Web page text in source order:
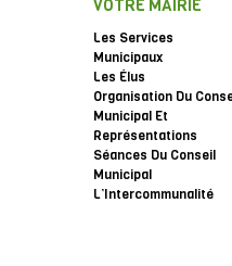
VOTRE MAIRIE
Les Services
Municipaux
Les Élus
Organisation Du
Municipal Et
Représentations
Séances Du Conseil
Municipal
L’Intercommunalité